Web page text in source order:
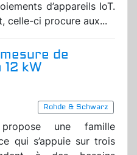
d’appareils IoT.
celle-ci procure aux...
de
kW
Rohde & Schwarz
une famille
qui s’appuie sur trois